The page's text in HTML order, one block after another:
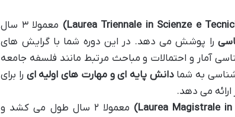
معمولا ۳ سال
را پوشش می دهد. در این دوره شما با گرایش های
آمار و احتمالات و مباحث مرتبط مانند فلسفه جامعه
به شمادانش پایه ای و مهارت های اولیه ای را برای
ارائه می دهد.
معمولا ۲ سال طول می کشد و